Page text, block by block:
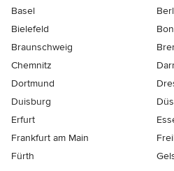
Basel
Bielefeld
Braunschweig
Chemnitz
Dortmund
Duisburg
Erfurt
Frankfurt am Main
Fürth